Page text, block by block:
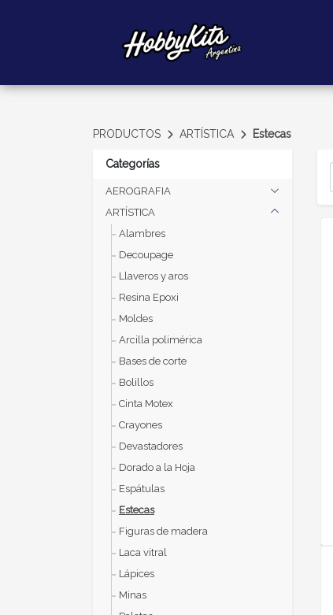
PRODUCTOS ARTÍSTICA Estecas
Categorías
AEROGRAFIA
ARTÍSTICA
Alambres
Decoupage
Llaveros y aros
Resina Epoxi
Moldes
Arcilla polimérica
Bases de corte
Bolillos
Cinta Motex
Crayones
Devastadores
Dorado a la Hoja
Espátulas
Estecas
Figuras de madera
Laca vitral
Lápices
Minas